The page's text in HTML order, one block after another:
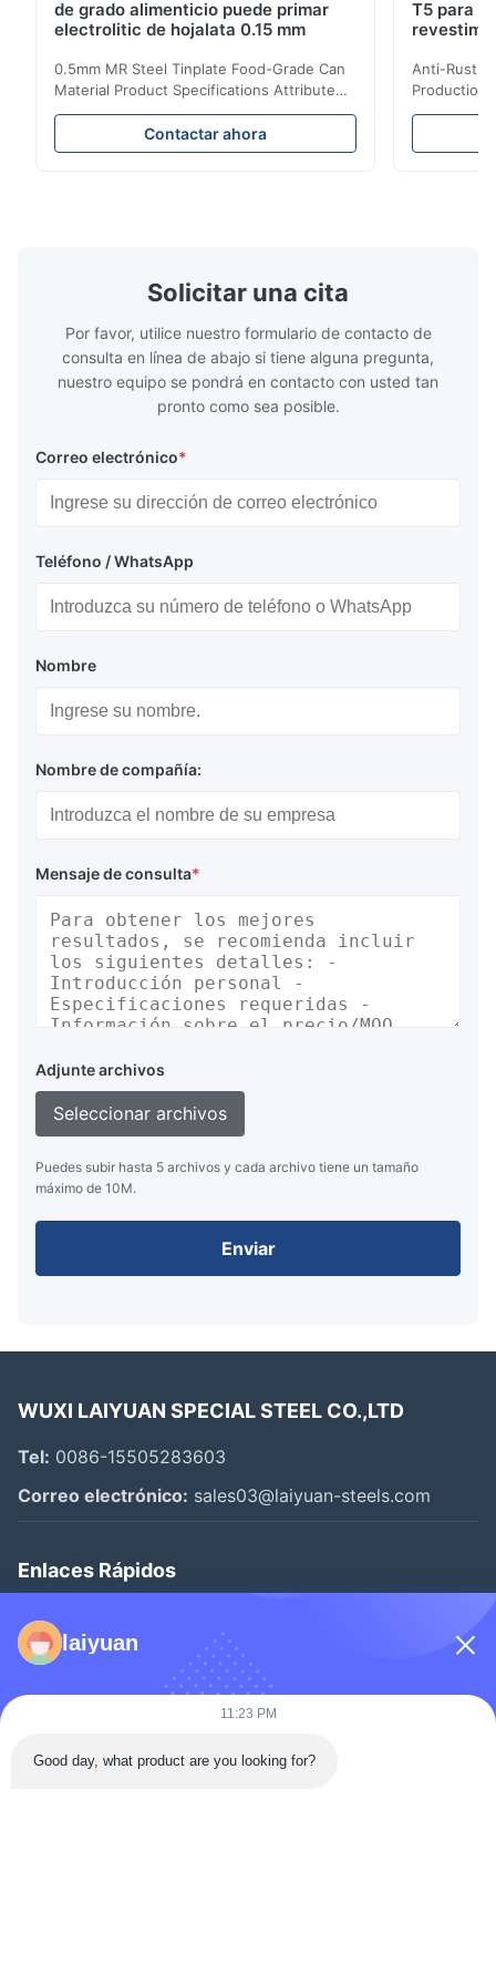
de grado alimenticio puede primar
electrolitic de hojalata 0.15 mm
0.5mm MR Steel Tinplate Food-Grade Can
Material Product Specifications Attribute
Value Product Name 0.5mm MR Steel
Tinplate Food-Grade Can Material Material
MR, SPCC, prime Tinplate / TFS Tin Coating
TH620 Standard JIS DIN ASTM GB EN AISI
Product Features High-quality tinplate with
Contactar ahora
T5 para
Anti-Rust
Production
Value
MR, SPCC,
Solicitar una cita
Por favor, utilice nuestro formulario de contacto de
consulta en línea de abajo si tiene alguna pregunta,
nuestro equipo se pondrá en contacto con usted tan
pronto como sea posible.
Correo electrónico*
Teléfono / WhatsApp
Nombre
Nombre de compañía:
Mensaje de consulta*
Adjunte archivos
Seleccionar archivos
Puedes subir hasta 5 archivos y cada archivo tiene un tamaño
máximo de 10M.
Enviar
WUXI LAIYUAN SPECIAL STEEL CO.,LTD
Tel: 0086-15505283603
Correo electrónico: sales03@laiyuan-steels.com
Enlaces Rápidos
Inicio
Productos
Los Vídeos
Visita A La Fábrica
laiyuan
11:23 PM
Good day, what product are you looking for?